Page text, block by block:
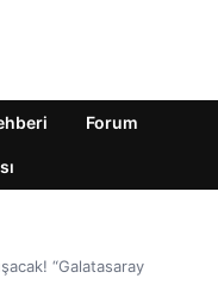
Forum
“Galatasaray